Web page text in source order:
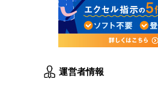
運営者情報